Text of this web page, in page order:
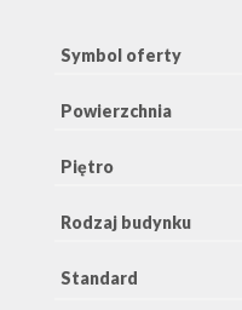
Symbol oferty
Powierzchnia
Piętro
Rodzaj budynku
Standard